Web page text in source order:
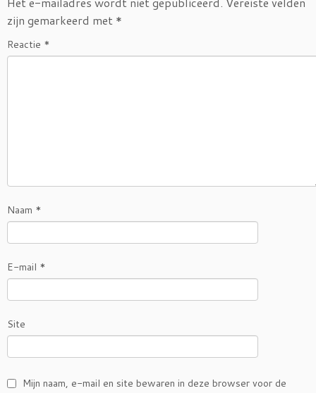
o
k
r
zijn gemarkeerd met *
Reactie *
Naam *
E-mail *
Site
Mijn naam, e-mail en site bewaren in deze browser voor de